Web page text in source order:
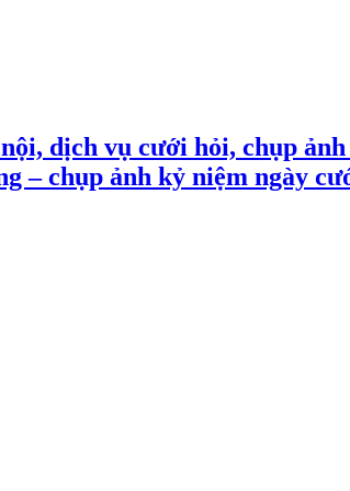
dịch vụ cưới hỏi, chụp
– chụp ảnh kỷ niệm ngày